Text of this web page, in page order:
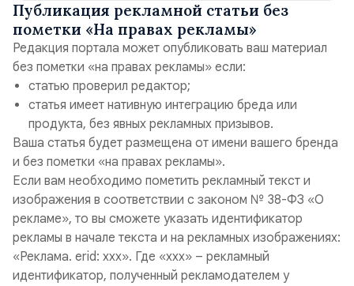
Публикация рекламной статьи без
пометки «На правах рекламы»
Редакция портала может опубликовать ваш материал
без пометки «на правах рекламы» если:
статью проверил редактор;
статья имеет нативную интеграцию бреда или
продукта, без явных рекламных призывов.
Ваша статья будет размещена от имени вашего бренда
и без пометки «на правах рекламы».
Если вам необходимо пометить рекламный текст и
изображения в соответствии с законом № 38-ФЗ «О
рекламе», то вы сможете указать идентификатор
рекламы в начале текста и на рекламных изображениях:
«Реклама. erid: ххх». Где «ххх» – рекламный
идентификатор, полученный рекламодателем у